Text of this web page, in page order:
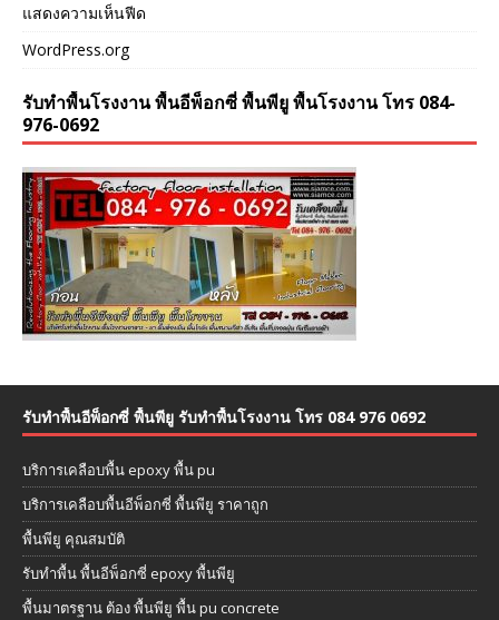
แสดงความเห็นฟีด
WordPress.org
รับทำพื้นโรงงาน พื้นอีพ็อกซี่ พื้นพียู พื้นโรงงาน โทร 084-
976-0692
รับทำพื้นอีพ็อกซี่ พื้นพียู รับทำพื้นโรงงาน โทร 084 976 0692
บริการเคลือบพื้น epoxy พื้น pu
บริการเคลือบพื้นอีพ็อกซี่ พื้นพียู ราคาถูก
พื้นพียู คุณสมบัติ
รับทำพื้น พื้นอีพ็อกซี่ epoxy พื้นพียู
พื้นมาตรฐาน ต้อง พื้นพียู พื้น pu concrete